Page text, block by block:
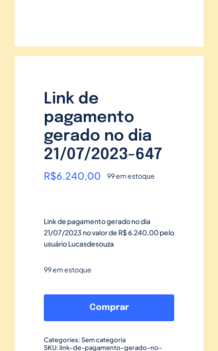
Link de
pagamento
gerado no dia
21/07/2023-647
R$6.240,00 99 em estoque
Link de pagamento gerado no dia
21/07/2023 no valor de R$ 6.240,00 pelo
usuário Lucasdesouza
99 em estoque
de
no
Comprar
Categories:Sem categoria
SKU: link-de-pagamento-gerado-no-